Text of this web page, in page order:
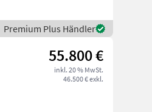
Premium Plus Händler
55.800 €
inkl. 20 % MwSt.
46.500 € exkl.